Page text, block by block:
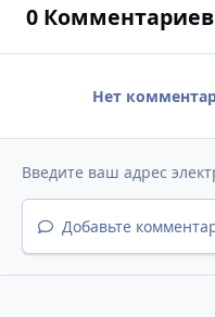
0 Комментариев
Нет
Добавьте